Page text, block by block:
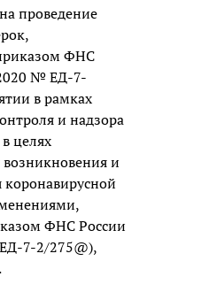
проведение
ФНС
№ ЕД-7-
в рамках
и надзора
целях
и
коронавирусной
ФНС России
7-2/275@),